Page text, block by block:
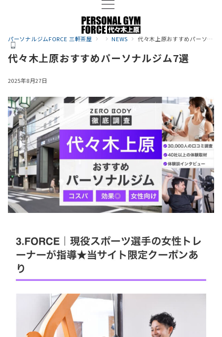
パーソナルジムFORCE 三軒茶屋 NEWS 代々木上原おすすめパーソナルジム7選
代々木上原おすすめパーソナルジム7選
2025年8月27日